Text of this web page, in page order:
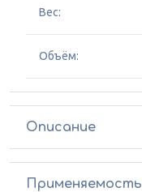
Вес:
Объём:
Описание
Применяемость